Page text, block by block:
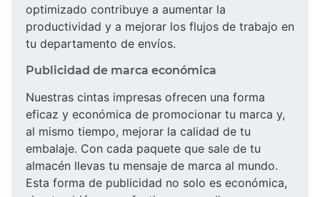
optimizado contribuye a aumentar la
productividad y a mejorar los flujos de trabajo en
tu departamento de envíos.
Publicidad de marca económica
Nuestras cintas impresas ofrecen una forma
eficaz y económica de promocionar tu marca y,
al mismo tiempo, mejorar la calidad de tu
embalaje. Con cada paquete que sale de tu
almacén llevas tu mensaje de marca al mundo.
Esta forma de publicidad no solo es económica,